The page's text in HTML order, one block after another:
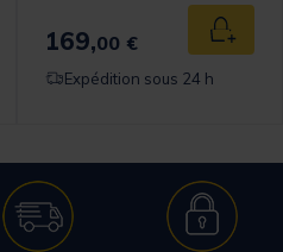
au panier
169,00 €
Expédition sous 24 h